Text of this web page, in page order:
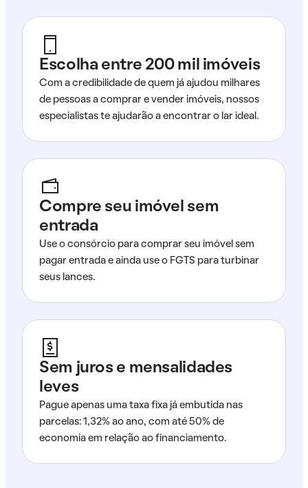
Escolha entre 200 mil imóveis
Com a credibilidade de quem já ajudou milhares
de pessoas a comprar e vender imóveis, nossos
especialistas te ajudarão a encontrar o lar ideal.
Compre seu imóvel sem
entrada
Use o consórcio para comprar seu imóvel sem
pagar entrada e ainda use o FGTS para turbinar
seus lances.
Sem juros e mensalidades
leves
Pague apenas uma taxa fixa já embutida nas
parcelas: 1,32% ao ano, com até 50% de
economia em relação ao financiamento.